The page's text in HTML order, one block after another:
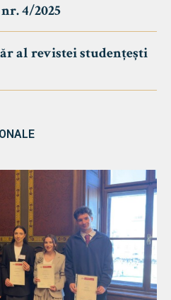
4/2025
al revistei studențești